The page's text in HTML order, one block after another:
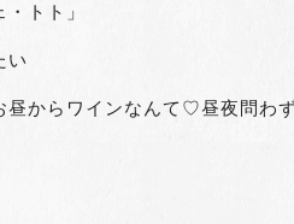
トト」
い
昼からワインなんて♡昼夜問わ